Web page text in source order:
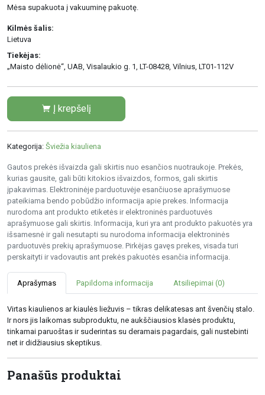
Mėsa supakuota į vakuuminę pakuotę.
Kilmės šalis:
Lietuva
Tiekėjas:
„Maisto dėlionė“, UAB, Visalaukio g. 1, LT-08428, Vilnius, LT01-112V
Į krepšelį
Kategorija: Šviežia kiauliena
Gautos prekės išvaizda gali skirtis nuo esančios nuotraukoje. Prekės,
kurias gausite, gali būti kitokios išvaizdos, formos, gali skirtis
įpakavimas. Elektroninėje parduotuvėje esančiuose aprašymuose
pateikiama bendo pobūdžio informacija apie prekes. Informacija
nurodoma ant produkto etiketės ir elektroninės parduotuvės
aprašymuose gali skirtis. Informacija, kuri yra ant produkto pakuotės yra
išsamesnė ir gali nesutapti su nurodoma informacija elektroninės
parduotuvės prekių aprašymuose. Pirkėjas gavęs prekes, visada turi
perskaityti ir vadovautis ant prekės pakuotės esančia informacija.
Aprašymas Papildoma informacija Atsiliepimai (0)
Virtas kiaulienos ar kiaulės liežuvis – tikras delikatesas ant švenčių stalo.
Ir nors jis laikomas subproduktu, ne aukščiausios klasės produktu,
tinkamai paruoštas ir suderintas su deramais pagardais, gali nustebinti
net ir didžiausius skeptikus.
Panašūs produktai